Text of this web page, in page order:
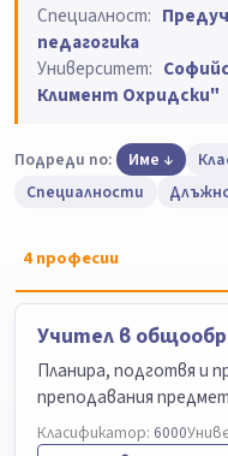
Специалност:
педагогика
Университет:
Климент Охридски"
Подреди по: Име
Специалности
4професии
Учител в
Планира, подготвя и
преподавания
Класификатор: 6000